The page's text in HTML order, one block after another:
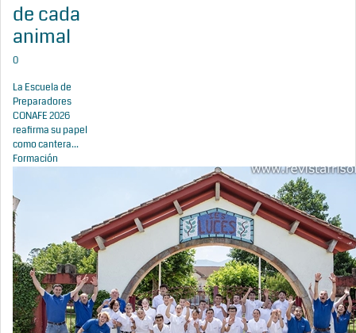
de cada
animal
0
La Escuela de
Preparadores
CONAFE 2026
reafirma su papel
como cantera...
Formación